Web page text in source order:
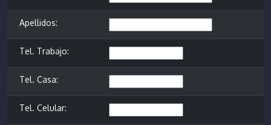
Apellidos:
Tel. Trabajo:
Tel. Casa:
Tel. Celular: